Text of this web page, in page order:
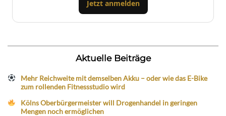
Jetzt anmelden
Aktuelle Beiträge
Mehr Reichweite mit demselben Akku – oder wie das E-Bike
zum rollenden Fitnessstudio wird
Kölns Oberbürgermeister will Drogenhandel in geringen
Mengen noch ermöglichen